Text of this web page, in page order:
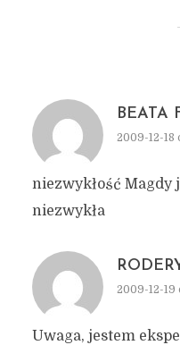
BEATA
2009-12-18
niezwykłość Magdy
niezwykła
2009-12-19
Uwaga, jestem